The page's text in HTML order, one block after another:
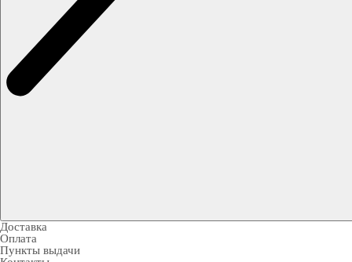
Доставка
Оплата
Пункты выдачи